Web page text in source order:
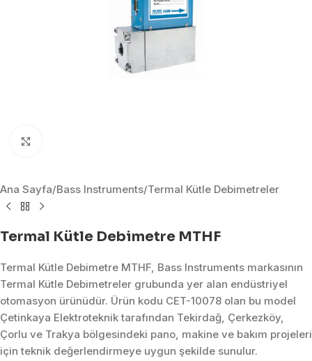
Ana Sayfa/Bass Instruments/Termal Kütle Debimetreler
Termal Kütle Debimetre MTHF
Termal Kütle Debimetre MTHF, Bass Instruments markasının
Termal Kütle Debimetreler grubunda yer alan endüstriyel
otomasyon ürünüdür. Ürün kodu CET-10078 olan bu model
Çetinkaya Elektroteknik tarafından Tekirdağ, Çerkezköy,
Çorlu ve Trakya bölgesindeki pano, makine ve bakım projeleri
için teknik değerlendirmeye uygun şekilde sunulur.